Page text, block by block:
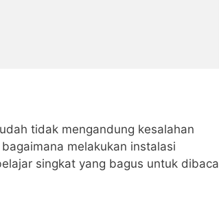
tidak mengandung kesalahan
melakukan instalasi
singkat yang bagus untuk dibaca